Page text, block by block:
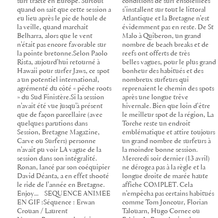
quand on sait que cette session a
eu lieu après le pic de houle de
la veille, quand marchait
Belharra, alors que le vent
n'était pas encore favorable sur
la pointe bretonne.Selon Paolo
Rista, aujourd'hui retourné à
Hawaii pour surfer Jaws, ce spot
a un potentiel international,
agrémenté du côté « pêche roots
» du Sud Finistère.Si la session
n'avait été vue jusqu'à présent
que de façon parcellaire (avec
quelques parutions dans
Session, Bretagne Magazine,
Carve ou Surfers) personne
n'avait pu voir LA vague de la
session dans son intégralité.
Ronan, lancé par son coéquipier
David Déanta, a en effet shooté
le ride de l'année en Bretagne.
Enjoy... SEQUENCE ANIMEE
EN GIF :Séquence : Erwan
Crouan / Laurent
s'installent sur tout le littoral
Atlantique et la Bretagne n'est
évidemment pas en reste. De St
Malo à Quiberon, un grand
nombre de beach breaks et de
reefs ont offerts de très
belles vagues, pour le plus grand
bonheur des habitués et des
nombreux surfeurs qui
reprenaient le chemin des spots
après une longue trêve
hivernale. Bien que loin d'être
le meilleur spot de la région, La
Torche reste un endroit
emblématique et attire toujours
un grand nombre de surfeurs à
la moindre bonne session.
Mercredi soir dernier (13 avril)
ne dérogea pas à la règle et la
longue droite de marée haute
affiche COMPLET. Cela
n'empêcha pas certains habitués
comme Tom Joncour, Florian
Talouarn, Hugo Cornec ou